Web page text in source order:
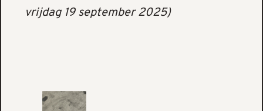
vrijdag 19 september 2025)